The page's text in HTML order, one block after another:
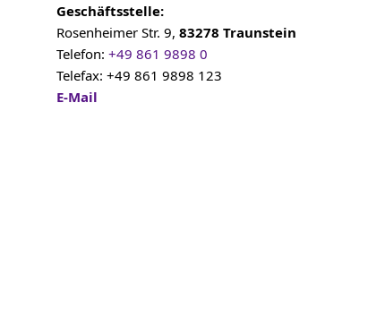
Geschäftsstelle:
Rosenheimer Str. 9, 83278 Traunstein
Telefon: +49 861 9898 0
Telefax: +49 861 9898 123
E-Mail